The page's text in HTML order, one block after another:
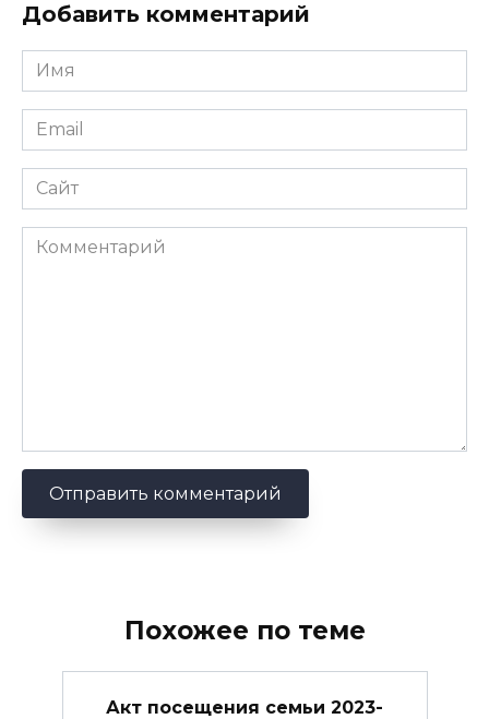
Добавить комментарий
Имя
*
Email
*
Сайт
Комментарий
Похожее по теме
Акт посещения семьи 2023-